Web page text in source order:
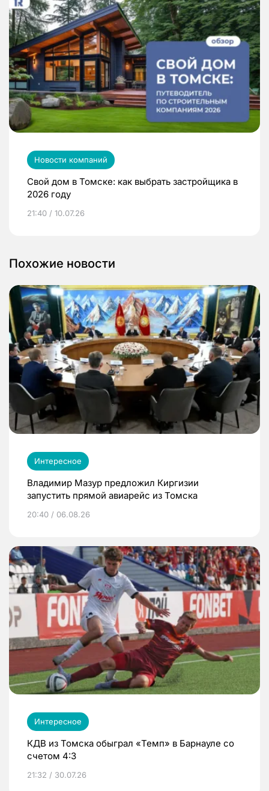
Новости компаний
Свой дом в Томске: как выбрать застройщика в
2026 году
21:40 / 10.07.26
Похожие новости
Интересное
Владимир Мазур предложил Киргизии
запустить прямой авиарейс из Томска
20:40 / 06.08.26
Интересное
КДВ из Томска обыграл «Темп» в Барнауле со
счетом 4:3
21:32 / 30.07.26